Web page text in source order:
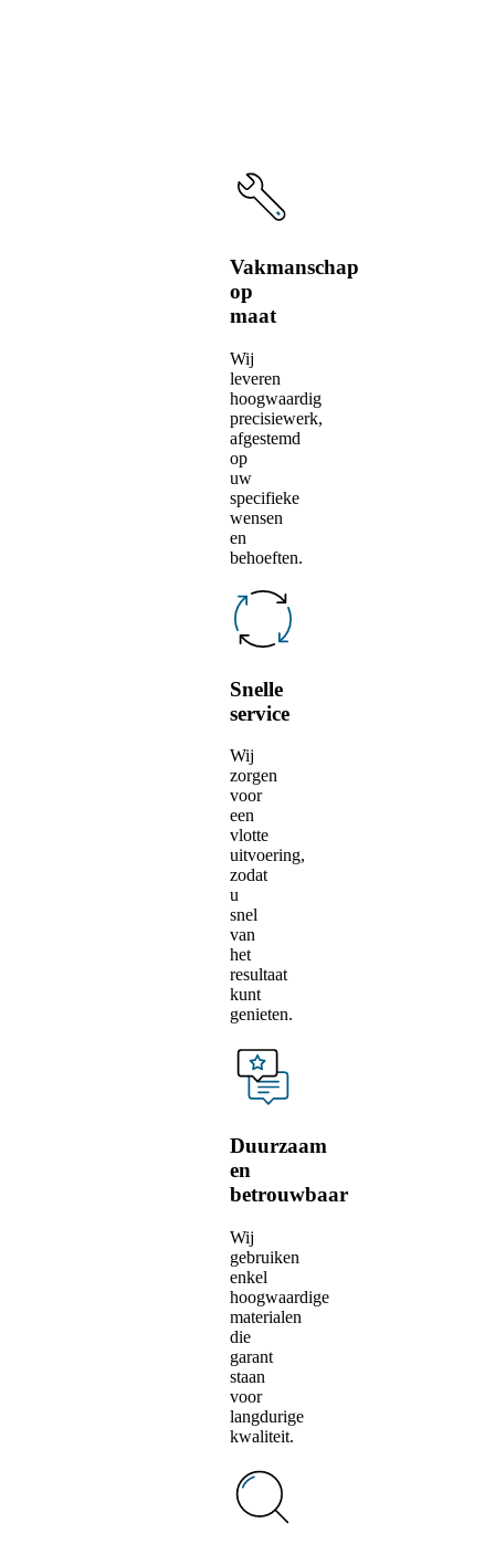
Vakmanschap
op
maat
Wij
leveren
hoogwaardig
precisiewerk,
afgestemd
op
uw
specifieke
wensen
en
behoeften.
Snelle
service
Wij
zorgen
voor
een
vlotte
uitvoering,
zodat
u
snel
van
het
resultaat
kunt
genieten.
Duurzaam
en
betrouwbaar
Wij
gebruiken
enkel
hoogwaardige
materialen
die
garant
staan
voor
langdurige
kwaliteit.